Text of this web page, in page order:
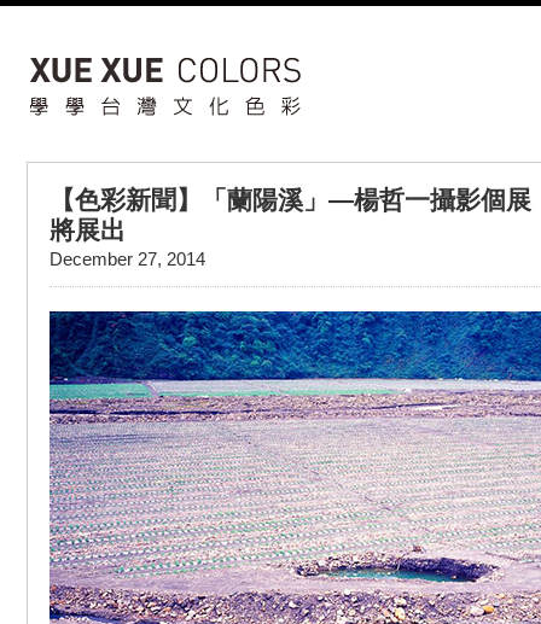
【色彩新聞】「蘭陽溪」—楊哲一攝影個
將展出
December 27, 2014